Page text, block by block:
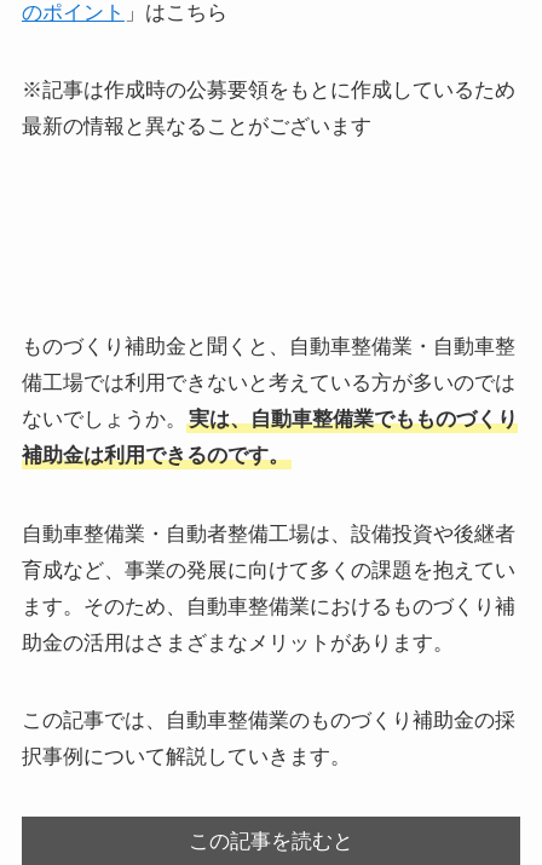
のポイント 」はこちら
※記事は作成時の公募要領をもとに作成しているため
最新の情報と異なることがございます
ものづくり補助金と聞くと、自動車整備業・自動車整
備工場では利用できないと考えている方が多いのでは
ないでしょうか。
実は、自動車整備業でもものづくり
補助金は利用できるのです。
自動車整備業・自動者整備工場は、設備投資や後継者
育成など、事業の発展に向けて多くの課題を抱えてい
ます。そのため、自動車整備業におけるものづくり補
助金の活用はさまざまなメリットがあります。
この記事では、自動車整備業のものづくり補助金の採
択事例について解説していきます。
この記事を読むと